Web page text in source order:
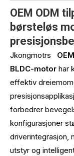
OEM ODM
børsteløs
Jkongmotrs
BLDC-motor har
effektiv
forbedrer
konfigurasjoner
driverintegrasjon,
utstyr og